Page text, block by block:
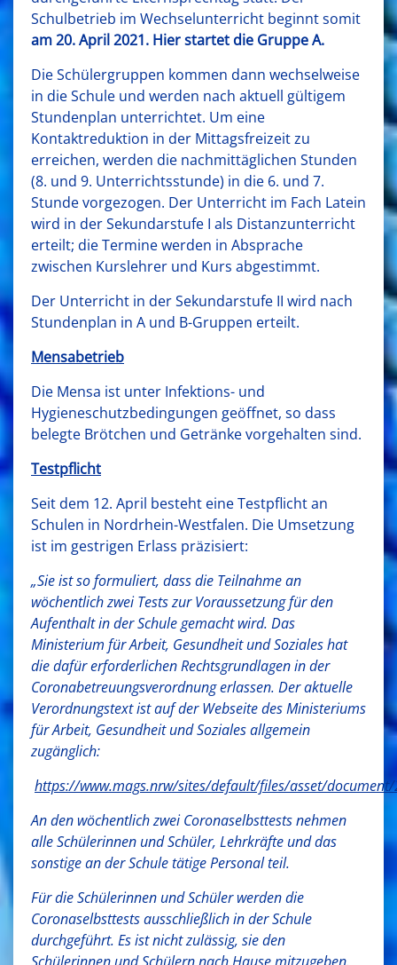
Schulbetrieb im Wechselunterricht beginnt somit
am 20. April 2021. Hier startet die Gruppe A.
Die Schülergruppen kommen dann wechselweise
in die Schule und werden nach aktuell gültigem
Stundenplan unterrichtet. Um eine
Kontaktreduktion in der Mittagsfreizeit zu
erreichen, werden die nachmittäglichen Stunden
(8. und 9. Unterrichtsstunde) in die 6. und 7.
Stunde vorgezogen. Der Unterricht im Fach Latein
wird in der Sekundarstufe I als Distanzunterricht
erteilt; die Termine werden in Absprache
zwischen Kurslehrer und Kurs abgestimmt.
Der Unterricht in der Sekundarstufe II wird nach
Stundenplan in A und B-Gruppen erteilt.
Mensabetrieb
Die Mensa ist unter Infektions- und
Hygieneschutzbedingungen geöffnet, so dass
belegte Brötchen und Getränke vorgehalten sind.
Testpflicht
Seit dem 12. April besteht eine Testpflicht an
Schulen in Nordrhein-Westfalen. Die Umsetzung
ist im gestrigen Erlass präzisiert:
„Sie ist so formuliert, dass die Teilnahme an
wöchentlich zwei Tests zur Voraussetzung für den
Aufenthalt in der Schule gemacht wird. Das
Ministerium für Arbeit, Gesundheit und Soziales hat
die dafür erforderlichen Rechtsgrundlagen in der
Coronabetreuungsverordnung erlassen. Der aktuelle
Verordnungstext ist auf der Webseite des Ministeriums
für Arbeit, Gesundheit und Soziales allgemein
zugänglich:
https://www.mags.nrw/sites/default/files/asset/document/
An den wöchentlich zwei Coronaselbsttests nehmen
alle Schülerinnen und Schüler, Lehrkräfte und das
sonstige an der Schule tätige Personal teil.
Für die Schülerinnen und Schüler werden die
Coronaselbsttests ausschließlich in der Schule
durchgeführt. Es ist nicht zulässig, sie den